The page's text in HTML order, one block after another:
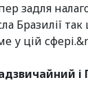
задля
Бразилії
у цій